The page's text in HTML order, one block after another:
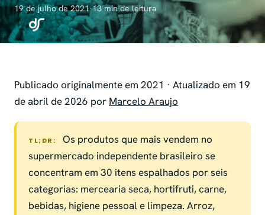
19 de julho de 2021·13 min de leitura
Publicado originalmente em 2021 · Atualizado em 19
de abril de 2026 por Marcelo Araujo
TL;DR:
Os produtos que mais vendem no
supermercado independente brasileiro se
concentram em 30 itens espalhados por seis
categorias: mercearia seca, hortifruti, carne,
bebidas, higiene pessoal e limpeza. Arroz,